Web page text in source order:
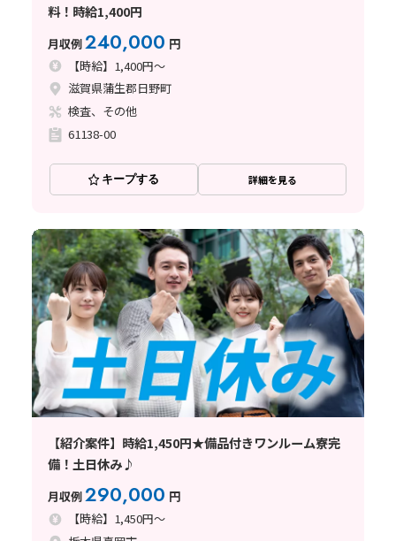
料！時給1,400円
月収例240,000 円
【時給】1,400円～
滋賀県蒲生郡日野町
検査、その他
61138-00
キープする 詳細を見る
【紹介案件】時給1,450円★備品付きワンルーム寮完
備！土日休み♪
月収例290,000 円
【時給】1,450円～